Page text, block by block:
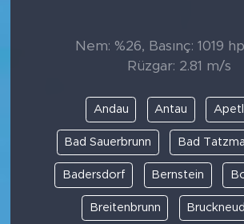
Nem: %26, Basınç: 1019
Rüzgar: 2.81 m/s
Andau Antau
Bad Sauerbrunn Bad
Badersdorf Bernstein
Breitenbrunn